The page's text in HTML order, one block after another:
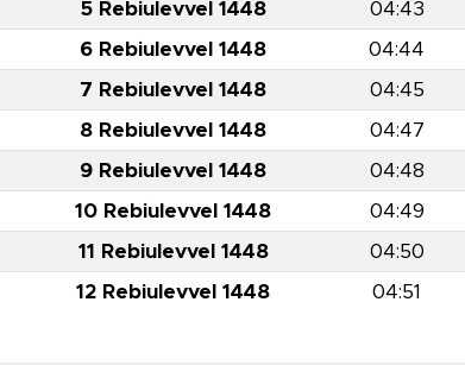
5 Rebiulevvel 1448 04:43
6 Rebiulevvel 1448 04:44
7 Rebiulevvel 1448 04:45
8 Rebiulevvel 1448 04:47
9 Rebiulevvel 1448 04:48
10 Rebiulevvel 1448 04:49
11 Rebiulevvel 1448 04:50
12 Rebiulevvel 1448 04:51